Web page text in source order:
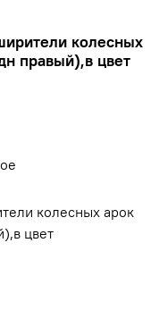
колесных
правый),в цвет
колесных арок
цвет